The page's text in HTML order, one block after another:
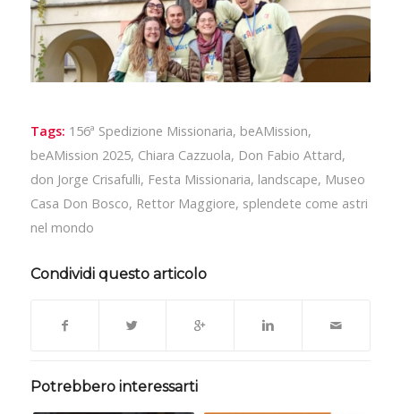
Tags: 156ª Spedizione Missionaria, beAMission,
beAMission 2025, Chiara Cazzuola, Don Fabio Attard,
don Jorge Crisafulli, Festa Missionaria, landscape, Museo
Casa Don Bosco, Rettor Maggiore, splendete come astri
nel mondo
Condividi questo articolo
Potrebbero interessarti